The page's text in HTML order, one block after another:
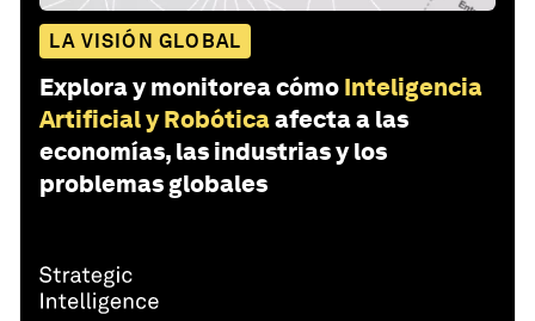
LA VISIÓN GLOBAL
Explora y monitorea cómo Inteligencia
Artificial y Robóticaafecta a las
economías, las industrias y los
problemas globales